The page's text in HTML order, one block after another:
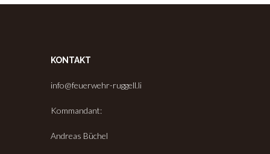
KONTAKT
info@feuerwehr-ruggell.li
Kommandant:
Andreas Büchel